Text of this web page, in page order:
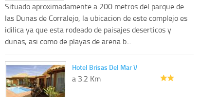
Situado aproximadamente a 200 metros del parque de
las Dunas de Corralejo, la ubicacion de este complejo es
idilica ya que esta rodeado de paisajes deserticos y
dunas, asi como de playas de arena b...
Hotel Brisas Del Mar V
a 3.2 Km